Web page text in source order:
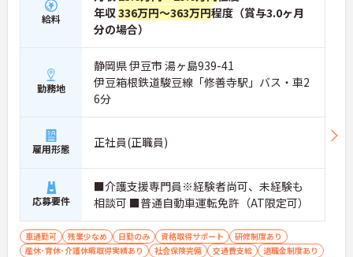
給料
年収336万円～363万円程度（賞与3.0ヶ月
分の場合）
勤務地
静岡県 伊豆市 湯ヶ島939-41
伊豆箱根鉄道駿豆線「修善寺駅」バス・車2
6分
雇用形態 正社員(正職員)
応募要件
■介護支援専門員※経験者尚可、未経験も
相談可 ■普通自動車運転免許（AT限定可）
車通勤可 残業少なめ 日勤のみ 資格取得サポート
研修制度あり
産休･育休･介護休暇取得実績あり
社会保険完備 交通費支給 退職金制度あり